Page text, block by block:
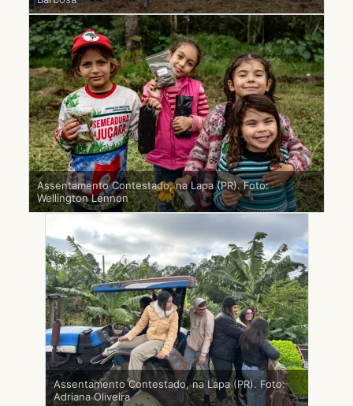
Assentamento Contestado, na Lapa (PR). Foto:
Wellington Lennon
Assentamento Contestado, na Lapa (PR). Foto:
Adriana Oliveira